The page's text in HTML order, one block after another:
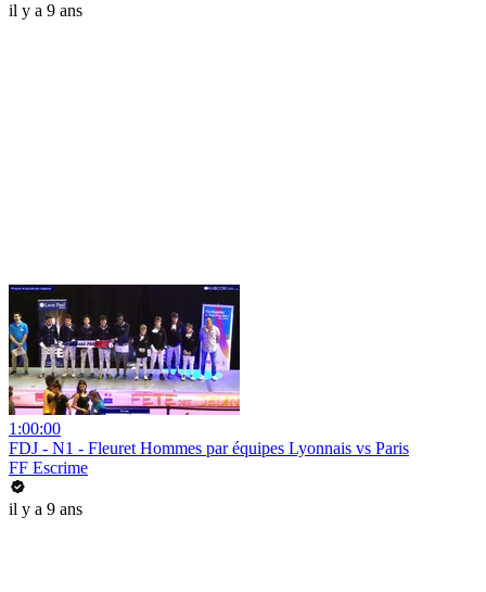
il y a 9 ans
1:00:00
FDJ - N1 - Fleuret Hommes par équipes Lyonnais vs Paris
FF Escrime
il y a 9 ans